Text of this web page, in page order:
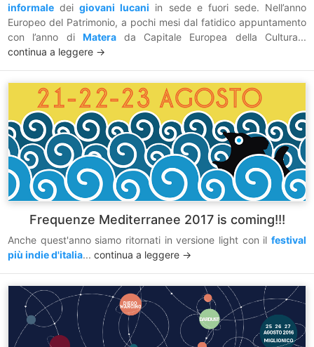
informale deigiovani lucani in sede e fuori sede. Nell’anno
Europeo del Patrimonio, a pochi mesi dal fatidico appuntamento
con l’anno di Materada Capitale Europea della Cultura...
continua a leggere ->
Frequenze Mediterranee 2017 is coming!!!
Anche quest'anno siamo ritornati in versione light con il festival
più indie d'italia...continua a leggere ->